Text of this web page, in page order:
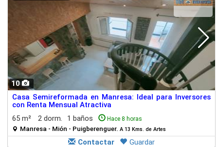
10
Casa Semireformada en Manresa: Ideal para Inversores
con Renta Mensual Atractiva
65 m²
2 dorm. 1 baños Hace 8 horas
Manresa - Mión - Puigberenguer. A 13 Kms. de Artes
Contactar Guardar